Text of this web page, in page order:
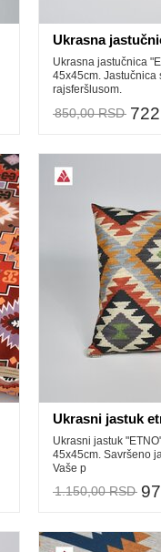
Ukrasna
Ukrasna jastučnica
45x45cm. Jastučnica
rajsferšlusom.
850,00 RSD
Ukrasni jastuk
Ukrasni jastuk
45x45cm. Savršeno
Vaše p
1.150,00 RSD